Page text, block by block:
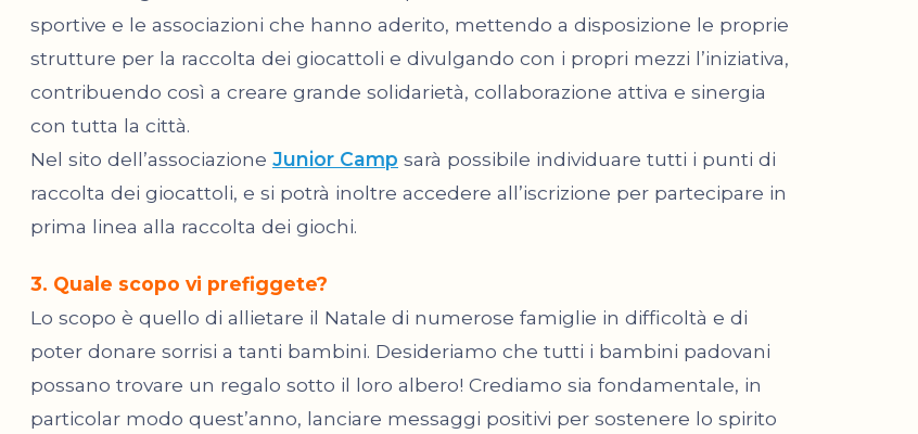
sportive e le associazioni che hanno aderito, mettendo a disposizione le proprie
strutture per la raccolta dei giocattoli e divulgando con i propri mezzi l’iniziativa,
contribuendo così a creare grande solidarietà, collaborazione attiva e sinergia
con tutta la città.
Nel sito dell’associazione Junior Camp sarà possibile individuare tutti i punti di
raccolta dei giocattoli, e si potrà inoltre accedere all’iscrizione per partecipare in
prima linea alla raccolta dei giochi.
3. Quale scopo vi prefiggete?
Lo scopo è quello di allietare il Natale di numerose famiglie in difficoltà e di
poter donare sorrisi a tanti bambini. Desideriamo che tutti i bambini padovani
possano trovare un regalo sotto il loro albero! Crediamo sia fondamentale, in
particolar modo quest’anno, lanciare messaggi positivi per sostenere lo spirito